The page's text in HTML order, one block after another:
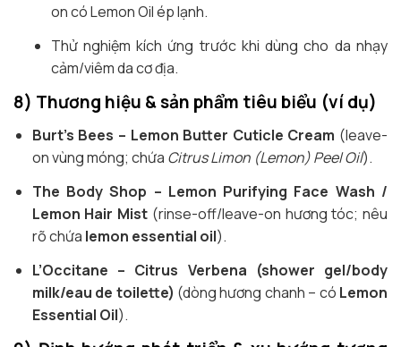
on có Lemon Oil ép lạnh.
Thử nghiệm kích ứng trước khi dùng cho da nhạy
cảm/viêm da cơ địa.
8) Thương hiệu & sản phẩm tiêu biểu (ví dụ)
Burt’s Bees – Lemon Butter Cuticle Cream (leave-
on vùng móng; chứa Citrus Limon (Lemon) Peel Oil).
The Body Shop – Lemon Purifying Face Wash /
Lemon Hair Mist (rinse-off/leave-on hương tóc; nêu
rõ chứa lemon essential oil).
L’Occitane – Citrus Verbena (shower gel/body
milk/eau de toilette) (dòng hương chanh – có Lemon
Essential Oil).